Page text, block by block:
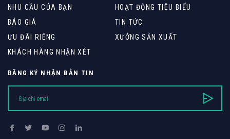
NHU CẦU CỦA BẠN
HOẠT ĐỘNG TIÊU BIỂU
BÁO GIÁ
TIN TỨC
ƯU ĐÃI RIÊNG
XƯỞNG SẢN XUẤT
KHÁCH HÀNG NHẬN XÉT
ĐĂNG KÝ NHẬN BẢN TIN